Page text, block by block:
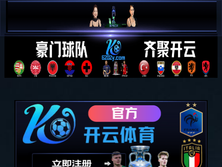
简 中
E N
全部分类 